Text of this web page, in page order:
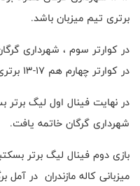
برتری تیم میزبان باشد.
در کوارتر سوم ، شهرداری گرگان ۲۳-۱۹ پیروز
در کوارتر چهارم هم ۱۷-۱۳ برتری با میزبان بود.
شهرداری گرگان خاتمه یافت.
بازی دوم فینال لیگ برتر
میزبانی کاله مازندران در آمل